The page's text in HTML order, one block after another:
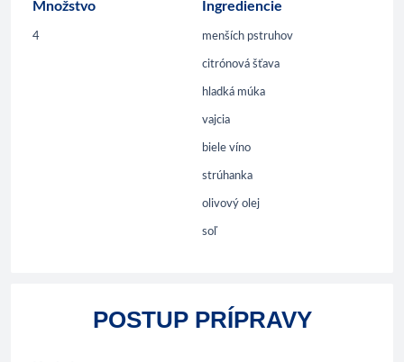
Množstvo Ingrediencie
4 menších pstruhov
citrónová šťava
hladká múka
vajcia
biele víno
strúhanka
olivový olej
soľ
POSTUP PRÍPRAVY